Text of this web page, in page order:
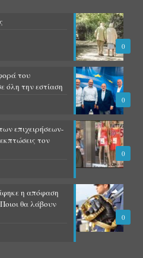
0
0
του
όλη την εστίαση
0
επιχειρήσεων-
τον
0
η απόφαση
θα λάβουν